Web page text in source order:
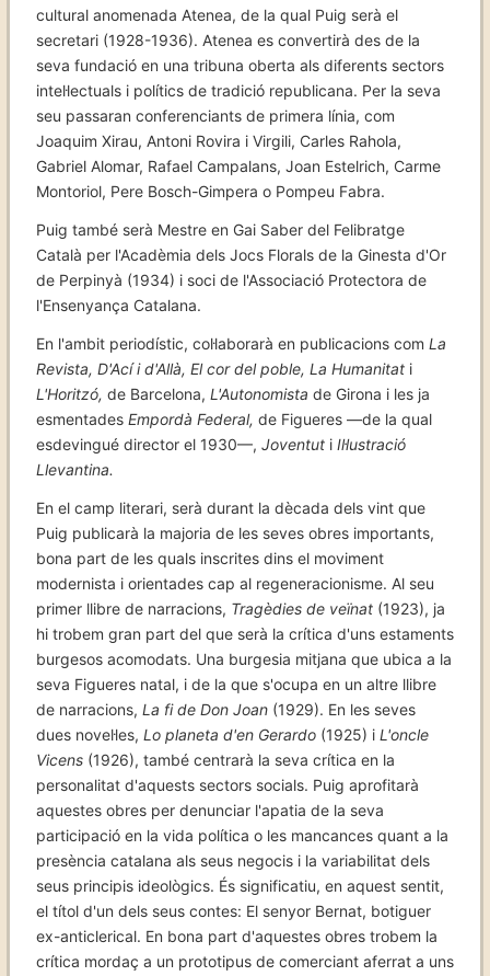
cultural anomenada Atenea, de la qual Puig serà el
secretari (1928-1936). Atenea es convertirà des de la
seva fundació en una tribuna oberta als diferents sectors
intel·lectuals i polítics de tradició republicana. Per la seva
seu passaran conferenciants de primera línia, com
Joaquim Xirau, Antoni Rovira i Virgili, Carles Rahola,
Gabriel Alomar, Rafael Campalans, Joan Estelrich, Carme
Montoriol, Pere Bosch-Gimpera o Pompeu Fabra.
Puig també serà Mestre en Gai Saber del Felibratge
Català per l'Acadèmia dels Jocs Florals de la Ginesta d'Or
de Perpinyà (1934) i soci de l'Associació Protectora de
l'Ensenyança Catalana.
En l'ambit periodístic, col·laborarà en publicacions com La
Revista, D'Ací i d'Allà, El cor del poble, La Humanitat i
L'Horitzó, de Barcelona, L'Autonomista de Girona i les ja
esmentades Empordà Federal, de Figueres —de la qual
esdevingué director el 1930—, Joventut i Il·lustració
Llevantina.
En el camp literari, serà durant la dècada dels vint que
Puig publicarà la majoria de les seves obres importants,
bona part de les quals inscrites dins el moviment
modernista i orientades cap al regeneracionisme. Al seu
primer llibre de narracions, Tragèdies de veïnat (1923), ja
hi trobem gran part del que serà la crítica d'uns estaments
burgesos acomodats. Una burgesia mitjana que ubica a la
seva Figueres natal, i de la que s'ocupa en un altre llibre
de narracions, La fi de Don Joan (1929). En les seves
dues novel·les, Lo planeta d'en Gerardo (1925) i L'oncle
Vicens (1926), també centrarà la seva crítica en la
personalitat d'aquests sectors socials. Puig aprofitarà
aquestes obres per denunciar l'apatia de la seva
participació en la vida política o les mancances quant a la
presència catalana als seus negocis i la variabilitat dels
seus principis ideològics. És significatiu, en aquest sentit,
el títol d'un dels seus contes: El senyor Bernat, botiguer
ex-anticlerical. En bona part d'aquestes obres trobem la
crítica mordaç a un prototipus de comerciant aferrat a uns